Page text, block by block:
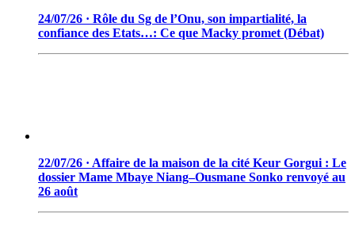
24/07/26 · Rôle du Sg de l’Onu, son impartialité, la
confiance des Etats…: Ce que Macky promet (Débat)
22/07/26 · Affaire de la maison de la cité Keur Gorgui : Le
dossier Mame Mbaye Niang–Ousmane Sonko renvoyé au
26 août